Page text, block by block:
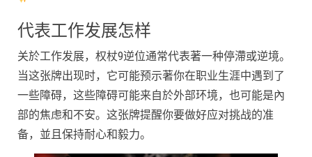
代表工作发展怎样
关於工作发展，权杖9逆位通常代表著一种停滯或逆境。
当这张牌出现时，它可能预示著你在职业生涯中遇到了
一些障碍，这些障碍可能来自於外部环境，也可能是內
部的焦虑和不安。这张牌提醒你要做好应对挑战的准
备，並且保持耐心和毅力。